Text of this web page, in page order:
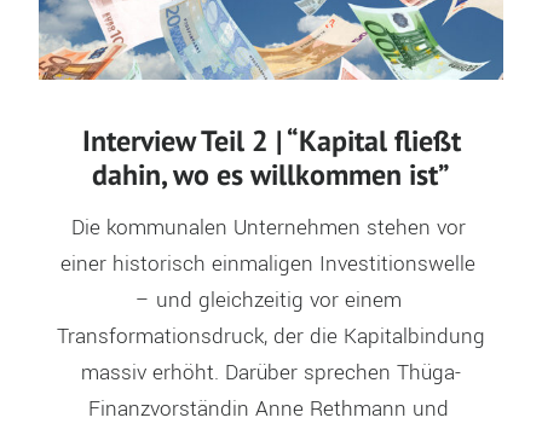
Interview Teil 2 | “Kapital fließt
dahin, wo es willkommen ist”
Die kommunalen Unternehmen stehen vor
einer historisch einmaligen Investitionswelle
– und gleichzeitig vor einem
Transformationsdruck, der die Kapitalbindung
massiv erhöht. Darüber sprechen Thüga-
Finanzvorständin Anne Rethmann und